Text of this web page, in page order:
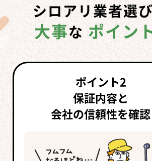
シロアリ業者選
大事な ポイン
ポイント2
保証内容と
会社の信頼性を確認